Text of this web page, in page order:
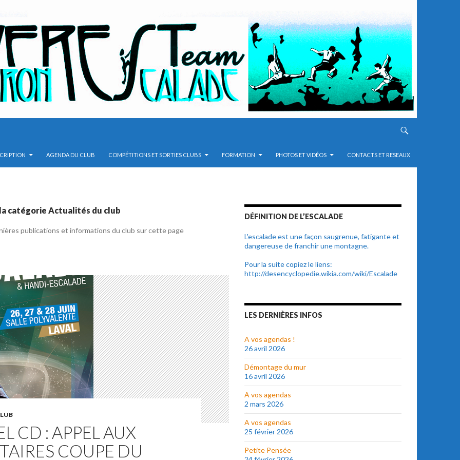
AGENDA DU CLUB COMPÉTITIONS ET SORTIES CLUBS FORMATION PHOTOS ET VIDÉOS CONTACTS ET RESEAUX
catégorie Actualités du club
publications et informations du club sur cette page
CD : APPEL AUX
COUPE DU
DÉFINITION DE L’ESCALADE
L'escalade est une façon saugrenue, fatigante et
dangereuse de franchir une montagne.
Pour la suite copiez le liens:
http://desencyclopedie.wikia.com/wiki/Escalade
LES DERNIÈRES INFOS
A vos agendas !
26 avril 2026
Démontage du mur
16 avril 2026
A vos agendas
2 mars 2026
A vos agendas
25 février 2026
Petite Pensée